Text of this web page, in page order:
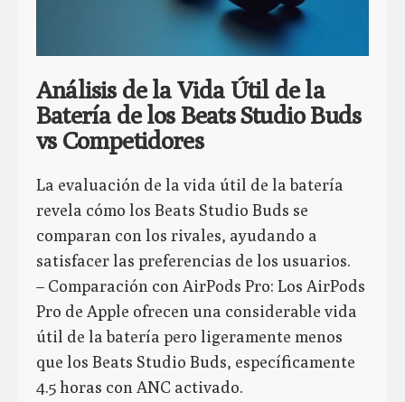
Análisis de la Vida Útil de la
Batería de los Beats Studio Buds
vs Competidores
La evaluación de la vida útil de la batería
revela cómo los Beats Studio Buds se
comparan con los rivales, ayudando a
satisfacer las preferencias de los usuarios.
– Comparación con AirPods Pro: Los AirPods
Pro de Apple ofrecen una considerable vida
útil de la batería pero ligeramente menos
que los Beats Studio Buds, específicamente
4.5 horas con ANC activado.